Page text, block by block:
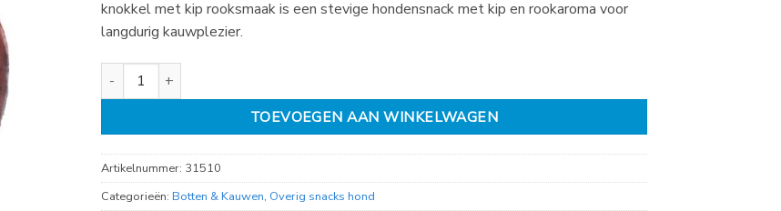
knokkel met kip rooksmaak is een stevige hondensnack met kip en rookaroma voor
langdurig kauwplezier.
Knokkel met kip rooksmaak aantal
TOEVOEGEN AAN WINKELWAGEN
Artikelnummer: 31510
Categorieën: Botten & Kauwen, Overig snacks hond